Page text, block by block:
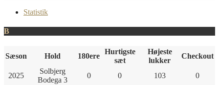
Statistik
B
Sæson Hold 180ere
Hurtigste
sæt
Højeste
lukker
Checkout
2025
Solbjerg
Bodega 3
0 0 103
0